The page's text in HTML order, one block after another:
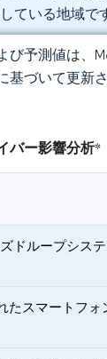
ている地域で
予測値は、
づいて更新
バー影響分析*
ドループシス
たスマートフォ